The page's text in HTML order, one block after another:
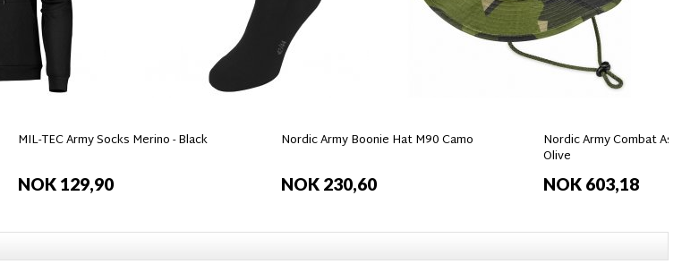
MIL-TEC Army Socks Merino - Black
NOK 129,90
Nordic Army Boonie Hat M90 Camo
NOK 230,60
Nordic Army Combat
Olive
NOK 603,18